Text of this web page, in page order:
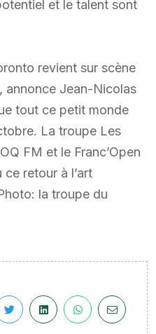
et le talent sont
revient sur scène
annonce Jean-Nicolas
tout ce petit monde
La troupe Les
FM et le Franc’Open
retour à l’art
la troupe du